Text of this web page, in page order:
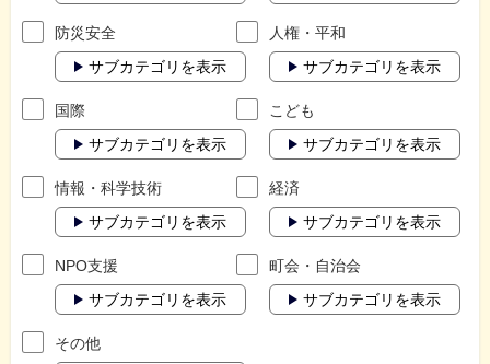
防災安全
サブカテゴリを表示
人権・平和
サブカテゴリを表示
国際
サブカテゴリを表示
こども
サブカテゴリを表示
情報・科学技術
サブカテゴリを表示
経済
サブカテゴリを表示
NPO支援
サブカテゴリを表示
町会・自治会
サブカテゴリを表示
その他